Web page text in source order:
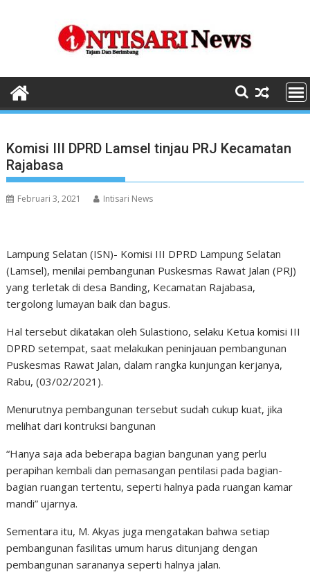
Komisi III DPRD Lamsel tinjau PRJ Kecamatan
Rajabasa
Februari 3, 2021 Intisari News
Lampung Selatan (ISN)- Komisi III DPRD Lampung Selatan
(Lamsel), menilai pembangunan Puskesmas Rawat Jalan (PRJ)
yang terletak di desa Banding, Kecamatan Rajabasa,
tergolong lumayan baik dan bagus.
Hal tersebut dikatakan oleh Sulastiono, selaku Ketua komisi III
DPRD setempat, saat melakukan peninjauan pembangunan
Puskesmas Rawat Jalan, dalam rangka kunjungan kerjanya,
Rabu, (03/02/2021).
Menurutnya pembangunan tersebut sudah cukup kuat, jika
melihat dari kontruksi bangunan
“Hanya saja ada beberapa bagian bangunan yang perlu
perapihan kembali dan pemasangan pentilasi pada bagian-
bagian ruangan tertentu, seperti halnya pada ruangan kamar
mandi” ujarnya.
Sementara itu, M. Akyas juga mengatakan bahwa setiap
pembangunan fasilitas umum harus ditunjang dengan
pembangunan sarananya seperti halnya jalan.